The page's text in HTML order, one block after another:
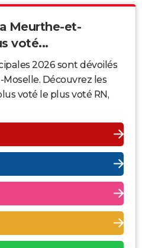
Meurthe-et-
voté...
2026 sont dévoilés
Découvrez les
voté le plus voté RN,